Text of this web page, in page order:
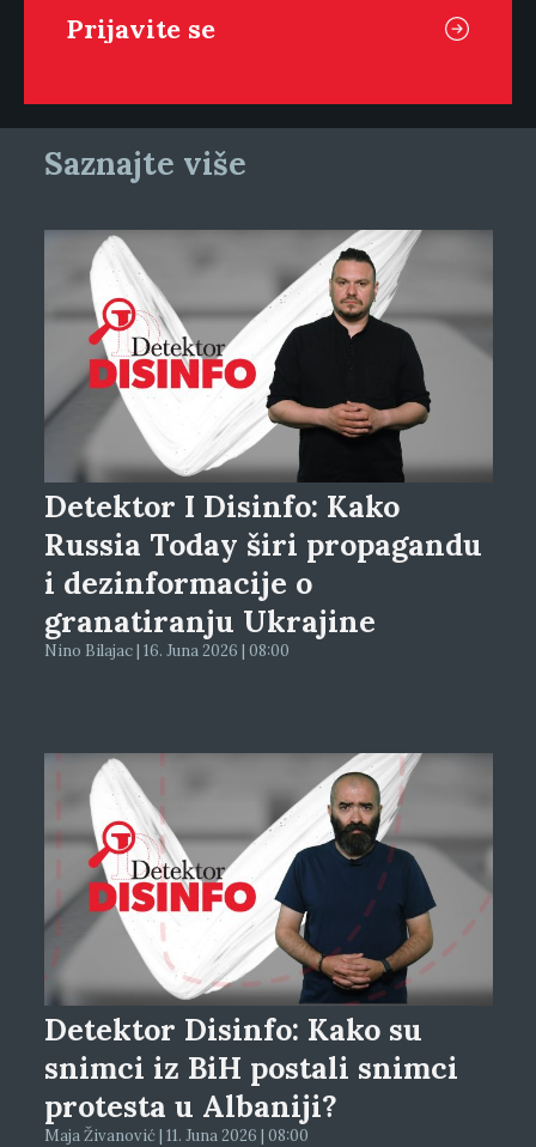
Saznajte više
Detektor I Disinfo: Kako
Russia Today širi propagandu
i dezinformacije o
granatiranju Ukrajine
Nino Bilajac | 16. Juna 2026 | 08:00
Detektor Disinfo: Kako su
snimci iz BiH postali snimci
protesta u Albaniji?
Maja Živanović | 11. Juna 2026 | 08:00